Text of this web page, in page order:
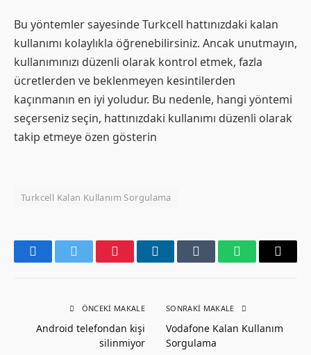
Bu yöntemler sayesinde Turkcell hattınızdaki kalan
kullanımı kolaylıkla öğrenebilirsiniz. Ancak unutmayın,
kullanımınızı düzenli olarak kontrol etmek, fazla
ücretlerden ve beklenmeyen kesintilerden
kaçınmanın en iyi yoludur. Bu nedenle, hangi yöntemi
seçerseniz seçin, hattınızdaki kullanımı düzenli olarak
takip etmeye özen gösterin
Turkcell Kalan Kullanım Sorgulama
FacebookTwitter PinterestLinkedInTumblr WhatsAppEmail
ÖNCEKI MAKALE
Android telefondan kişi
silinmiyor
SONRAKI MAKALE
Vodafone Kalan Kullanım
Sorgulama